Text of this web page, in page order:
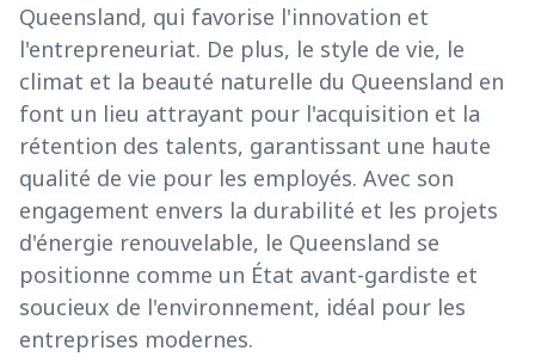
Queensland, qui favorise l'innovation et
l'entrepreneuriat. De plus, le style de vie, le
climat et la beauté naturelle du Queensland en
font un lieu attrayant pour l'acquisition et la
rétention des talents, garantissant une haute
qualité de vie pour les employés. Avec son
engagement envers la durabilité et les projets
d'énergie renouvelable, le Queensland se
positionne comme un État avant-gardiste et
soucieux de l'environnement, idéal pour les
entreprises modernes.